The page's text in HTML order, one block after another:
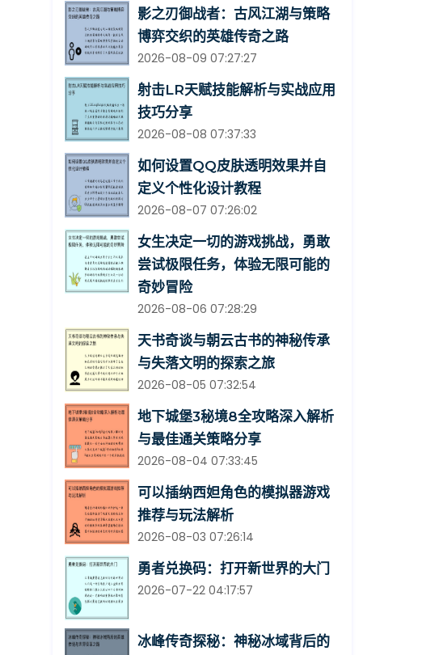
影之刃御战者：古风江湖与策略
博弈交织的英雄传奇之路
2026-08-09 07:27:27
射击LR天赋技能解析与实战应用
技巧分享
2026-08-08 07:37:33
如何设置QQ皮肤透明效果并自
定义个性化设计教程
2026-08-07 07:26:02
女生决定一切的游戏挑战，勇敢
尝试极限任务，体验无限可能的
奇妙冒险
2026-08-06 07:28:29
天书奇谈与朝云古书的神秘传承
与失落文明的探索之旅
2026-08-05 07:32:54
地下城堡3秘境8全攻略深入解析
与最佳通关策略分享
2026-08-04 07:33:45
可以插纳西妲角色的模拟器游戏
推荐与玩法解析
2026-08-03 07:26:14
勇者兑换码：打开新世界的大门
2026-07-22 04:17:57
冰峰传奇探秘：神秘冰域背后的